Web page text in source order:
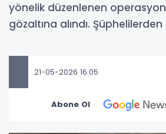
yönelik düzenlenen
gözaltına alındı. Şüphelilerden
21-05-2026 16:05
Abone Ol